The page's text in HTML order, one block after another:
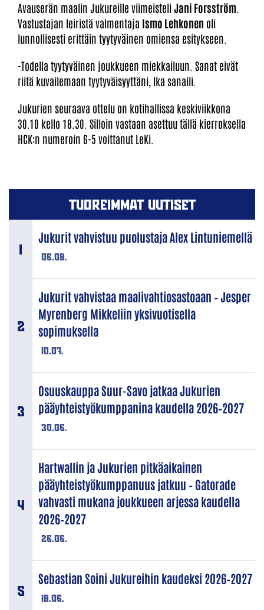
Avauserän maalin Jukureille viimeisteliJani Forsström
Vastustajan leiristä valmentaja Ismo Lehkonen oli
lunnollisesti erittäin tyytyväinen omiensa esitykseen.
-Todella tyytyväinen joukkueen miekkailuun. Sanat eivät
riitä kuvailemaan tyytyväisyyttäni, Ika sanaili.
Jukurien seuraava ottelu on kotihallissa keskiviikkona
30.10 kello 18.30. Silloin vastaan asettuu tällä kierroksella
HCK:n numeroin 6-5 voittanut LeKi.
TUOREIMMAT UUTISET
06.08.
Jukurit vahvistuu puolustaja Alex Lintuniemellä
10.07.
Jukurit vahvistaa maalivahtiosastoaan – Jesper
Myrenberg Mikkeliin yksivuotisella
sopimuksella
30.06.
Osuuskauppa Suur-Savo jatkaa Jukurien
pääyhteistyökumppanina kaudella 2026–2027
26.06.
Hartwallin ja Jukurien pitkäaikainen
pääyhteistyökumppanuus jatkuu – Gatorade
vahvasti mukana joukkueen arjessa kaudella
2026–2027
18.06.
Sebastian Soini Jukureihin kaudeksi 2026–2027